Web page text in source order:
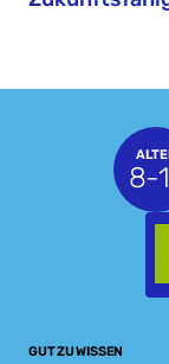
8-
GUT ZU WISSEN